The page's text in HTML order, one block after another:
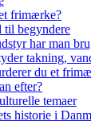
frimærke?
til begyndere
har man
takning,
du et
efter?
temaer
historie i